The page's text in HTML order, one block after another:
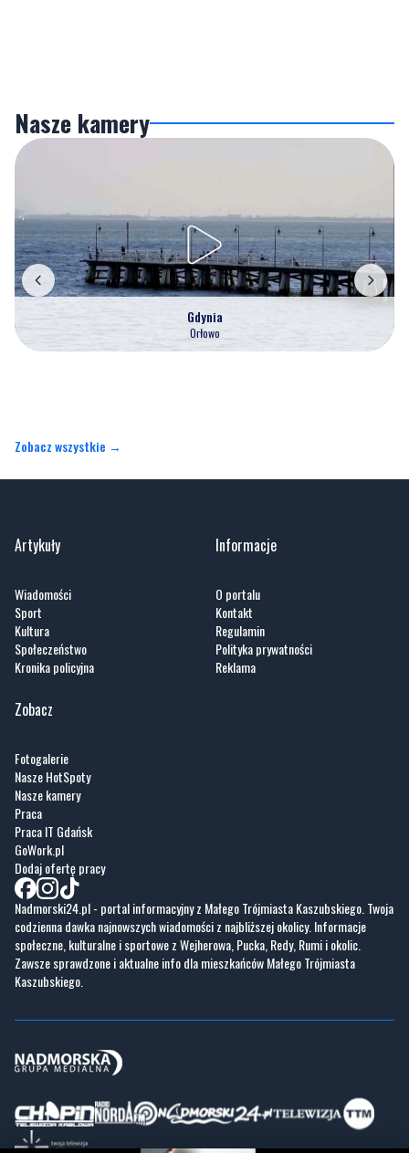
Nasze kamery
Gdynia
Orłowo
Zobacz wszystkie →
Artykuły
Wiadomości
Sport
Kultura
Społeczeństwo
Kronika policyjna
Informacje
O portalu
Kontakt
Regulamin
Polityka prywatności
Reklama
Zobacz
Fotogalerie
Nasze HotSpoty
Nasze kamery
Praca
Praca IT Gdańsk
GoWork.pl
Dodaj ofertę pracy
Nadmorski24.pl - portal informacyjny z Małego Trójmiasta Kaszubskiego. Twoja
codzienna dawka najnowszych wiadomości z najbliższej okolicy. Informacje
społeczne, kulturalne i sportowe z Wejherowa, Pucka, Redy, Rumi i okolic.
Zawsze sprawdzone i aktualne info dla mieszkańców Małego Trójmiasta
Kaszubskiego.